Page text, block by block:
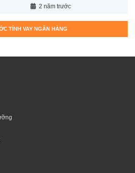
2 năm trước
TÍNH VAY NGÂN HÀNG